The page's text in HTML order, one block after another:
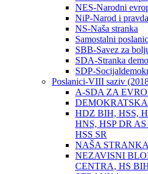
NES-Narodni
NiP-Narod i pravda
NS-Naša stranka
Samostalni
SBB-Savez za
SDA-Stranka
SDP-
Poslanici-VIII saziv
A-SDA ZA
HDZ BIH, HSS,
HNS, HSP DR
HSS SR
NAŠA STRANKA
NEZAVISNI
CENTRA, HS